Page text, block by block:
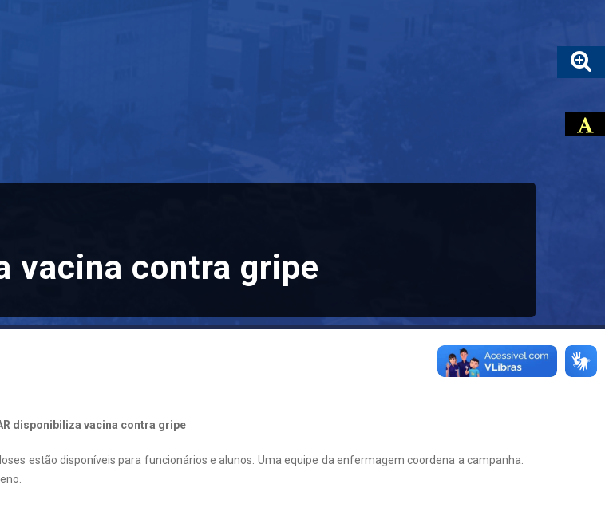
vacina contra gripe
disponibiliza vacina contra gripe
estão disponíveis para funcionários e alunos. Uma equipe da enfermagem coordena a campanha.